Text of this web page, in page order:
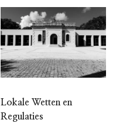
Lokale Wetten en
Regulaties